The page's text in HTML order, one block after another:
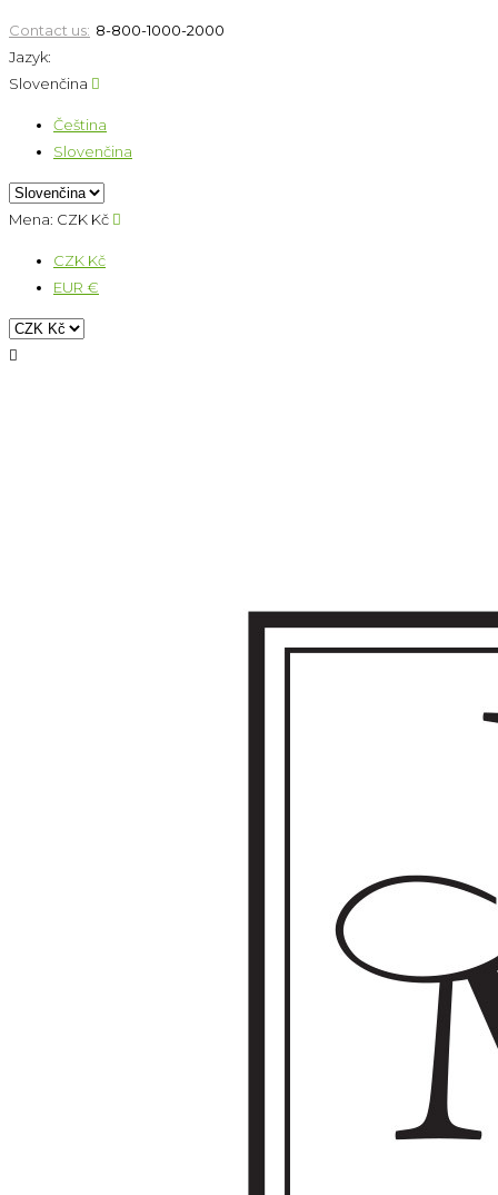
Contact us: 8-800-1000-2000
Jazyk:
Slovenčina 
Čeština
Slovenčina
Mena: CZK Kč 
CZK Kč
EUR €
